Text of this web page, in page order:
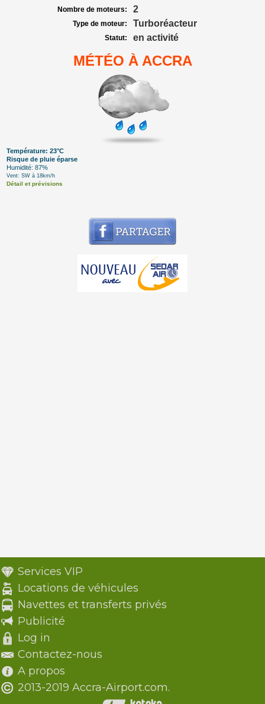
Nombre de moteurs: 2
Type de moteur: Turboréacteur
Statut: en activité
MÉTÉO À ACCRA
Température: 23°C
Risque de pluie éparse
Humidité: 87%
Vent: SW à 18km/h
Détail et prévisions
Services VIP
Locations de véhicules
Navettes et transferts privés
Publicité
Log in
Contactez-nous
A propos
2013-2019 Accra-Airport.com.